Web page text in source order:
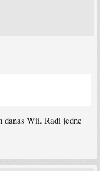
danas Wii. Radi jedne